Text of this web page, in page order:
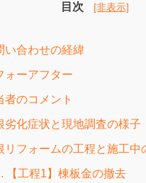
目次 [非表示]
い合わせの経緯
ォーアフター
者のコメント
劣化症状と現地調査の様子
リフォームの工程と施工中
【工程1】棟板金の撤去